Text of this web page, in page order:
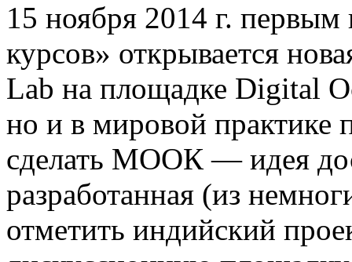
15 ноября 2014 г.
курсов» открывается
Lab на площадке Digital
но и в мировой
сделать МООК — идея
разработанная (из
отметить индийский